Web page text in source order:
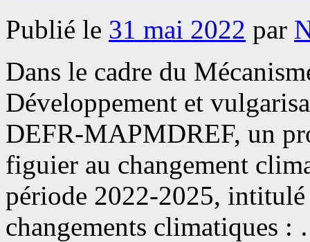
Publié le 31 mai 2022 par
Dans le cadre du
Développement et
DEFR-MAPMDREF, un
figuier au changement
période 2022-2025,
changements climatiques